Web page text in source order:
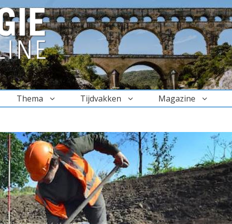
Thema Tijdvakken Magazine